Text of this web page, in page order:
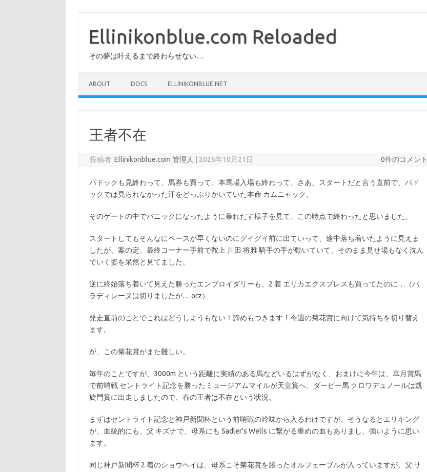
Ellinikonblue.com Reloaded
その夢は叶えるまで終わらせない…
ABOUT DOCS ELLINIKONBLUE.NET
王者不在
投稿者:Ellinikonblue.com 管理人 2025年10月21日 0件のコメント
パドックも見終わって、馬券も買って、本馬場入場も終わって、さあ、スタートだと言う直前で、パド
ックでは見られなかった汗をどっぷりかいていた本命 カムニャック。
そのゲートの中でパニックになったように暴れだす様子を見て、この時点で終わったと思いました。
スタートしてもそんなにペースが早くないのにグイグイ前に出ていって、途中落ち着いたように見えま
したが、案の定、最終コーナー手前で鞍上 川田 将雅 騎手の手が動いていて、そのまま見せ場もなく沈ん
でいく姿を呆然と見てました。
逆に終始落ち着いて見えた勝ったエンブロイダリーも、2 着 エリカエクスプレスも買ってたのに…（パ
ラディレーヌは切りましたが… orz）
発走直前のことでこれはどうしようもない！諦めもつきます！今週の菊花賞に向けて気持ちを切り替え
ます。
が、この菊花賞がまた難しい。
毎年のことですが、3000m という距離に実績のある馬などいるはずがなく、おまけに今年は、皐月賞馬
で前哨戦 セントライト記念を勝ったミュージアムマイルが天皇賞へ、ダービー馬 クロワデュノールは凱
旋門賞に出走しましたので、春の王者は不在という状況。
まずはセントライト記念と神戸新聞杯という前哨戦の吟味から入るわけですが、そうなるとエリキング
が、血統的にも、父 キズナで、母系にも Sadler’s Wells に繋がる重めの血もありまし、強いように思い
ます。
同じ神戸新聞杯 2 着のショウヘイは、母系こそ菊花賞を勝ったオルフェーブルが入っていますが、父 サ